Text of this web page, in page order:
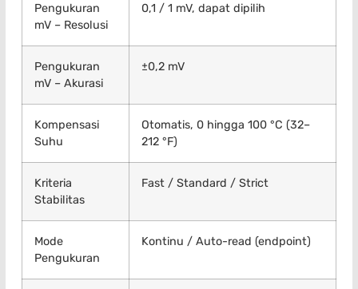
Pengukuran
mV – Resolusi
0,1 / 1 mV, dapat dipilih
Pengukuran
mV – Akurasi
±0,2 mV
Kompensasi
Suhu
Otomatis, 0 hingga 100 °C (32–
212 °F)
Kriteria
Stabilitas
Fast / Standard / Strict
Mode
Pengukuran
Kontinu / Auto-read (endpoint)